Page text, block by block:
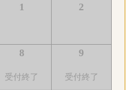
1 2
8
受付終了
9
受付終了